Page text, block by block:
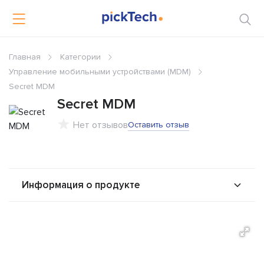
Главная
Категории
Управление мобильными устройствами (MDM)
Secret MDM
Secret MDM
Нет отзывовОставить отзыв
Информация о продукте